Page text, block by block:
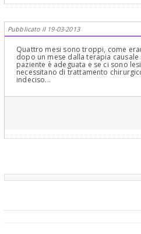
Pubblicato il 19-03-2013
Quattro mesi sono troppi, come
dopo un mese dalla terapia
paziente è adeguata e se ci sono
necessitano di trattamento
indeciso...